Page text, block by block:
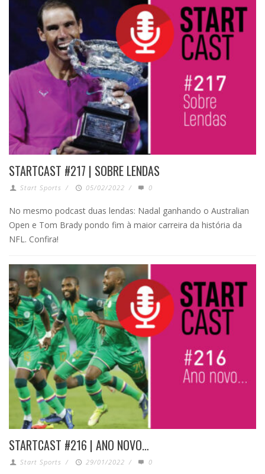
STARTCAST #217 | SOBRE LENDAS
Start Sports / 05/02/2022 / 0
No mesmo podcast duas lendas: Nadal ganhando o Australian
Open e Tom Brady pondo fim à maior carreira da história da
NFL. Confira!
STARTCAST #216 | ANO NOVO…
Start Sports / 29/01/2022 / 0